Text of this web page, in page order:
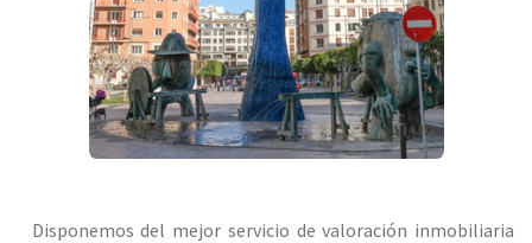
Disponemos del mejor servicio de valoración inmobiliaria